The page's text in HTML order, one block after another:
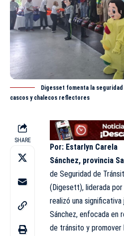
Digesset fomenta la
cascos y chalecos reflectores
SHARE
Por: Estarlyn Carela
Sánchez, provincia
de Seguridad de
(Digesett), liderada por
realizó una
Sánchez, enfocada en
de tránsito y promover